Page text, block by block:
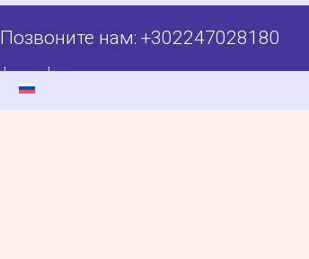
Позвоните нам: +302247028180